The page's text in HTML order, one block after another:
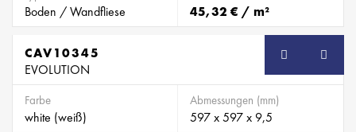
Boden / Wandfliese 45,32 € / m²
CAV10345
EVOLUTION
Farbe
white (weiß)
Abmessungen (mm)
597 x 597 x 9,5